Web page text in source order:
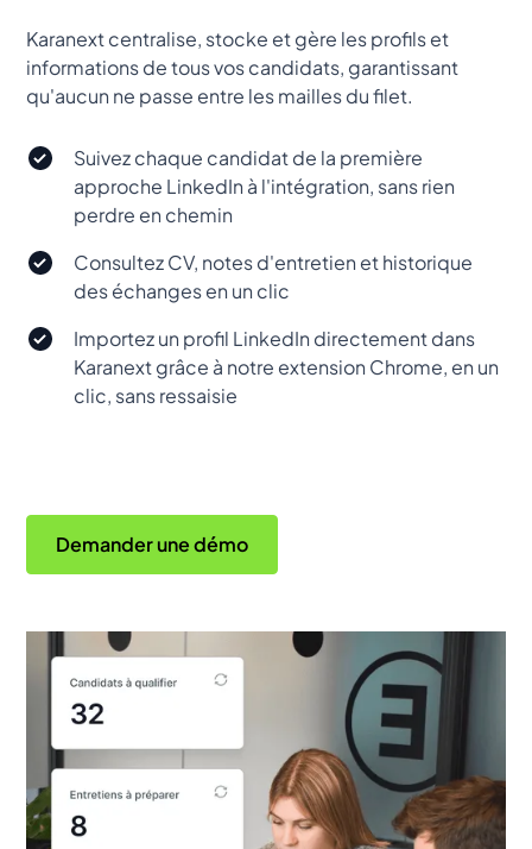
Karanext centralise, stocke et gère les profils et
informations de tous vos candidats, garantissant
qu'aucun ne passe entre les mailles du filet.
Suivez chaque candidat de la première
approche LinkedIn à l'intégration, sans rien
perdre en chemin
Consultez CV, notes d'entretien et historique
des échanges en un clic
Importez un profil LinkedIn directement dans
Karanext grâce à notre extension Chrome, en un
clic, sans ressaisie
Demander une démo